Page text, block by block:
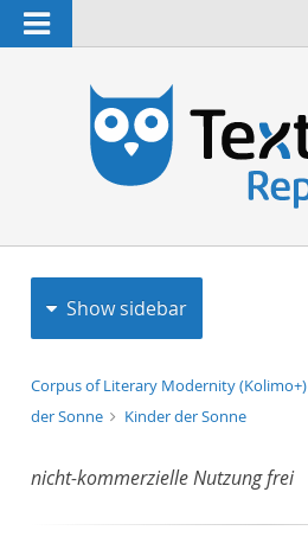
Navigation
Show sidebar
Corpus of Literary Modernity (Kolimo+)
der Sonne
Kinder der Sonne
nicht-kommerzielle Nutzung frei